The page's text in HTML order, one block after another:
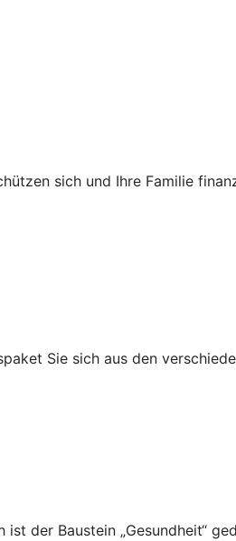
sich und Ihre Familie
Sie sich aus den
der Baustein „Gesundheit“